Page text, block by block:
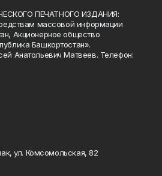
ПЕЧАТНОГО ИЗДАНИЯ:
массовой информации
Акционерное общество
Башкортостан».
Анатольевич Матвеев. Телефон:
ул. Комсомольская, 82